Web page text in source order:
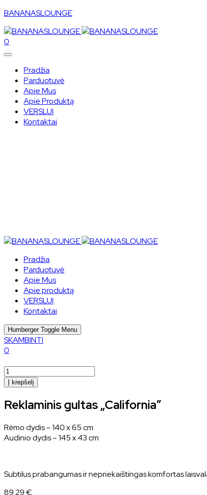
BANANASLOUNGE
0
Pradžia
Parduotuvė
Apie Mus
Apie Produktą
VERSLUI
Kontaktai
Pradžia
Parduotuvė
Apie Mus
Apie produktą
VERSLUI
Kontaktai
Humberger Toggle Menu
SKAMBINTI
0
produkto
kiekis:
gultas
„California”
Į krepšelį
Reklaminis gultas „California”
Rėmo dydis – 140 x 65 cm
Audinio dydis – 145 x 43 cm
Subtilus prabangumas ir nepriekaištingas komfortas
89.29€